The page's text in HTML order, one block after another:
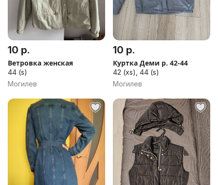
10 р.
Ветровка женская
44 (s)
Могилев
10 р.
Куртка Деми р. 42-44
42 (xs), 44 (s)
Могилев